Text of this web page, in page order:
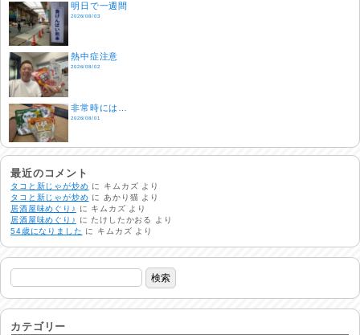
明日で一週間
2026/08/03
熱中症注意
2026/08/02
非常時には…
2026/08/01
生活支援情報
2026/07/31
24時間体制
2026/07/30
命を守る行動を…
2026/07/29
土用丑の日♪
最近のコメント
タコと新じゃが炒め に キムカズ より
タコと新じゃが炒め にあかり猫 より
居酒屋味めぐり♪
に キムカズ より
居酒屋味めぐり♪
にたけしたかおる
より
54歳になりました に キムカズ より
カテゴリー